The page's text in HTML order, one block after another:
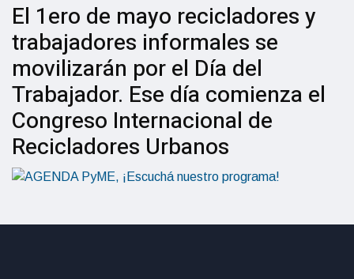
El 1ero de mayo recicladores y
trabajadores informales se
movilizarán por el Día del
Trabajador. Ese día comienza el
Congreso Internacional de
Recicladores Urbanos